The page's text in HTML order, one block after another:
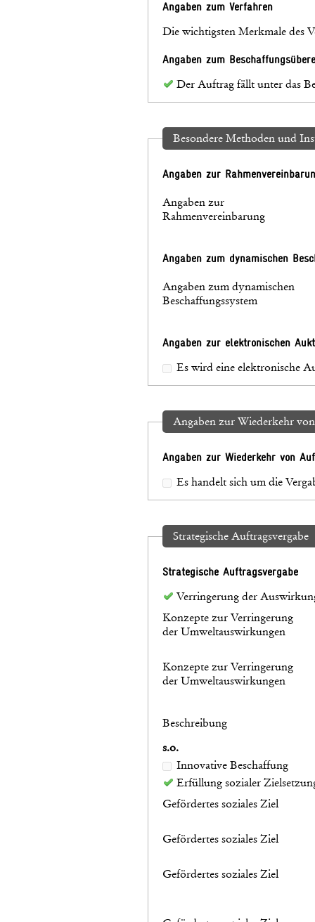
Angaben zum Verfahren
Die wichtigsten Merkmale des
Angaben zum
Der Auftrag fällt unter das
Besondere Methoden und
Angaben zur
Angaben zur
Rahmenvereinbarung
Angaben zum dynamischen
Angaben zum dynamischen
Beschaffungssystem
Angaben zur elektronischen
Es wird eine elektronische
Angaben zur Wiederkehr
Angaben zur Wiederkehr von
Es handelt sich um die
Strategische Auftragsvergabe
Strategische Auftragsvergabe
Verringerung der
Konzepte zur Verringerung
der Umweltauswirkungen
Konzepte zur Verringerung
der Umweltauswirkungen
Beschreibung
s.o.
Innovative Beschaffung
Erfüllung sozialer
Gefördertes soziales Ziel
Gefördertes soziales Ziel
Gefördertes soziales Ziel